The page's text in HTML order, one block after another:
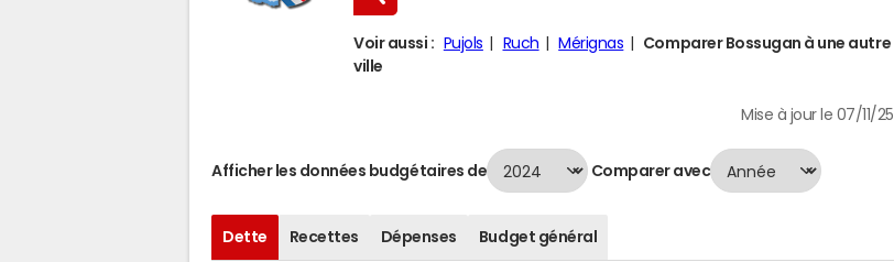
Voir aussi : Pujols Ruch Mérignas
Comparer Bossugan à une autre
ville
Mise à jour le 07/11/25
Afficher les données budgétaires de Comparer avec
Dette Recettes Dépenses Budget général